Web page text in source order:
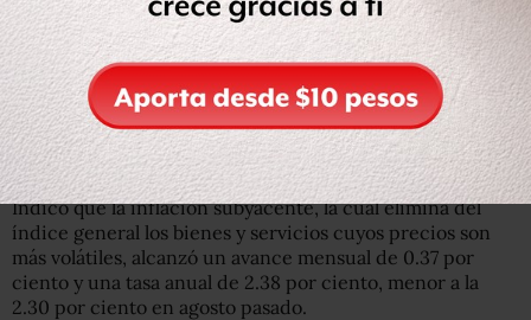
En contraste, lo s productos con precios a la baja fueron
gasolina de bajo octanaje, servicios profesionales, papa
y otros tubérculos, transporte aéreo, aguacate, servicio
de telefonía móvil, pollo, servicios turísticos en paquete,
naranja y plátano.
Indicó que la inflación subyacente, la cual elimina del
índice general los bienes y servicios cuyos precios son
más volátiles, alcanzó un avance mensual de 0.37 por
ciento y una tasa anual de 2.38 por ciento, menor a la
2.30 por ciento en agosto pasado.